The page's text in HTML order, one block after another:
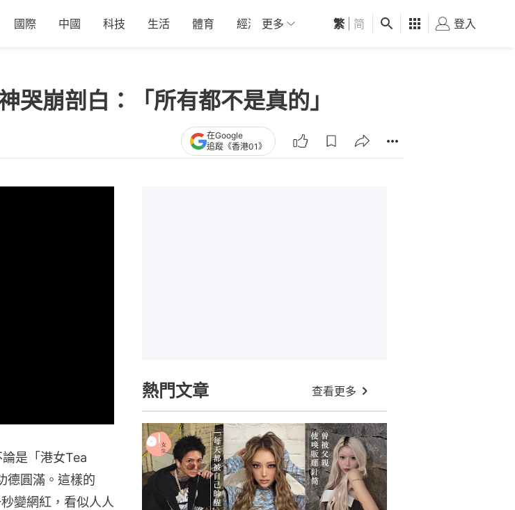
國際 中國 科技 生活 體育 經濟 01深圳 觀點 健康 好食玩飛
更多 繁 简 登入
崩剖白：「所有都不是真的」
在Google
追蹤《香港01》
是「港女Tea
德圓滿。這樣的
變網紅，看似人人
熱門文章 查看更多